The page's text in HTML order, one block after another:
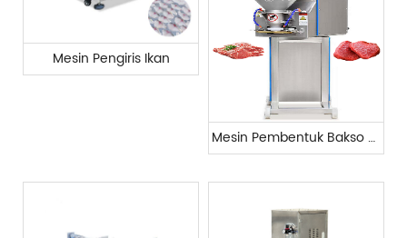
Mesin Pengiris Ikan
Mesin Pembentuk Bakso Komersial